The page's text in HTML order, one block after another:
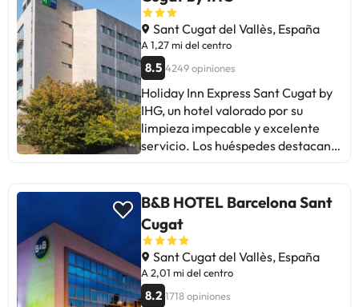
general, las opiniones destacan la
excelencia del hotel. Ideal para
viajeros que buscan un lugar
cómodo y bien situado cerca de
Barcelona.
Sant Cugat del Vallès, España
A 1,27 mi del centro
8.5 4249 opiniones
Holiday Inn Express Sant Cugat by
IHG, un hotel valorado por su
limpieza impecable y excelente
servicio. Los huéspedes destacan
desayuno. Algunos mencionan la
falta de variedad en la comida y
problemas con las almohadas y la
temperatura en las habitaciones. A
pesar de pequeñas deficiencias
como el transporte limitado y
problemas con los ascensores, la
B&B HOTEL Barcelona Sant
Cugat
Sant Cugat del Vallès, España
A 2,01 mi del centro
8.2 1718 opiniones